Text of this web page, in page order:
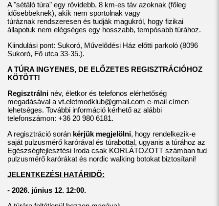
A "sétáló túra" egy rövidebb, 8 km-es táv azoknak (főleg
idősebbeknek), akik nem sportolnak vagy
túráznak rendszeresen és tudják magukról, hogy fizikai
állapotuk nem elégséges egy hosszabb, tempósabb túrához.
Kiindulási pont: Sukoró, Művelődési Ház előtti parkoló (8096
Sukoró, Fő utca 33-35.).
A TÚRA INGYENES, DE ELŐZETES REGISZTRÁCIÓHOZ
KÖTÖTT!
Regisztrálni név, életkor és telefonos elérhetőség
megadásával a vt.eletmodklub@gmail.com e-mail címen
lehetséges. További információ kérhető az alábbi
telefonszámon: +36 20 980 6181.
A regisztráció során kérjük megjelölni, hogy rendelkezik-e
saját pulzusmérő karórával és túrabottal, ugyanis a túrához az
Egészségfejlesztési Iroda csak KORLÁTOZOTT számban tud
pulzusmérő karórákat és nordic walking botokat biztosítani!
JELENTKEZÉSI HATÁRIDŐ:
- 2026. június 12. 12:00.